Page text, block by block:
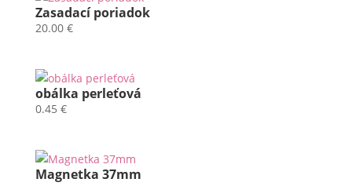
Zasadací poriadok
20.00 €
obálka perleťová
0.45 €
Magnetka 37mm